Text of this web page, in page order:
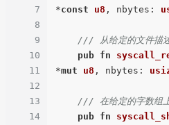
7
8
9
10
11
12
13
14
*const u8 , nbytes:
/// 从给定的文件描述
pub fn
*mut u8 , nbytes:
/// 在给定的字数组
pub fn